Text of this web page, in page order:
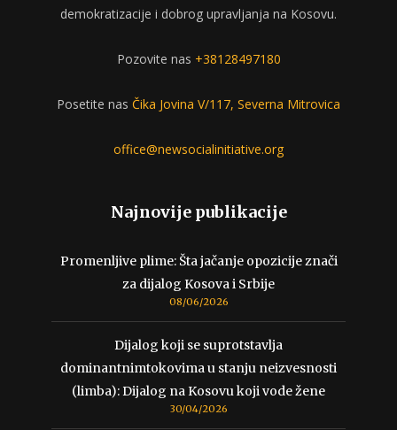
demokratizacije i dobrog upravljanja na Kosovu.
Pozovite nas +38128497180
Posetite nas Čika Jovina V/117, Severna Mitrovica
office@newsocialinitiative.org
Najnovije publikacije
Promenljive plime: Šta jačanje opozicije znači
za dijalog Kosova i Srbije
08/06/2026
Dijalog koji se suprotstavlja
dominantnimtokovima u stanju neizvesnosti
(limba): Dijalog na Kosovu koji vode žene
30/04/2026